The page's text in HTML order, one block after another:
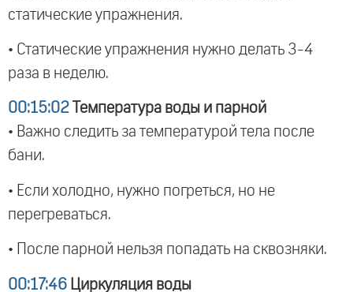
статические упражнения.
• Статические упражнения нужно делать 3-4
раза в неделю.
00:15:02 Температура воды и парной
• Важно следить за температурой тела после
бани.
• Если холодно, нужно погреться, но не
перегреваться.
• После парной нельзя попадать на сквозняки.
00:17:46 Циркуляция воды